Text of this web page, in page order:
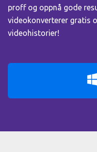
proff og oppnå gode
videokonverterer gratis
videohistorier!